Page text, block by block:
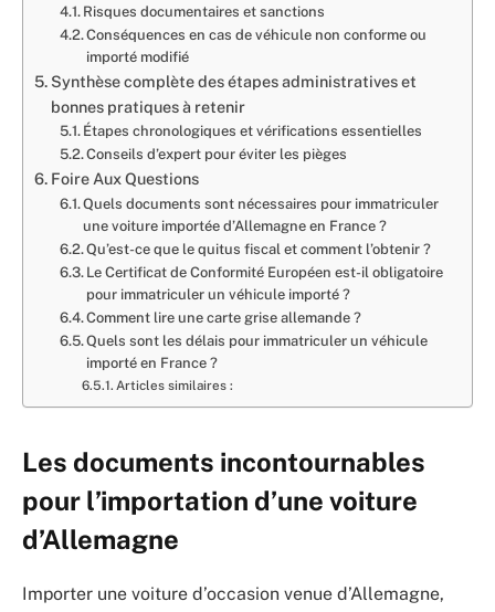
Risques documentaires et sanctions
Conséquences en cas de véhicule non conforme ou
importé modifié
Synthèse complète des étapes administratives et
bonnes pratiques à retenir
Étapes chronologiques et vérifications essentielles
Conseils d’expert pour éviter les pièges
Foire Aux Questions
Quels documents sont nécessaires pour immatriculer
une voiture importée d’Allemagne en France ?
Qu’est-ce que le quitus fiscal et comment l’obtenir ?
Le Certificat de Conformité Européen est-il obligatoire
pour immatriculer un véhicule importé ?
Comment lire une carte grise allemande ?
Quels sont les délais pour immatriculer un véhicule
importé en France ?
Articles similaires :
Les documents incontournables
pour l’importation d’une voiture
d’Allemagne
Importer une voiture d’occasion venue d’Allemagne,